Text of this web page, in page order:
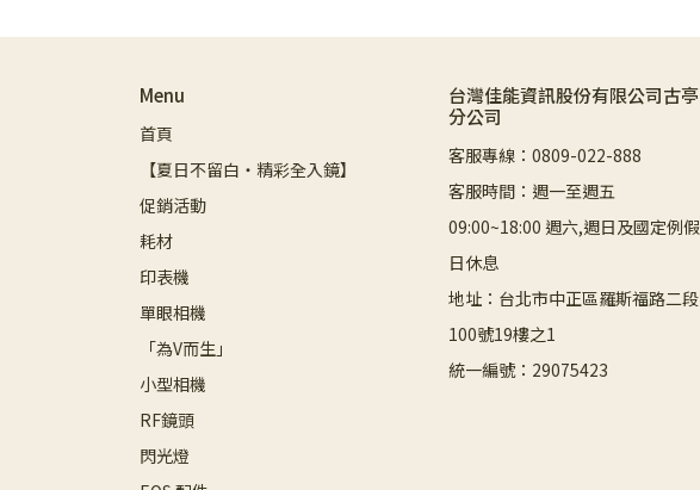
Menu
首頁
【夏日不留白・精彩全入鏡】
促銷活動
耗材
印表機
單眼相機
「為V而生」
小型相機
RF鏡頭
閃光燈
台灣佳能資訊股份有限公司古亭
分公司
客服專線：0809-022-888
客服時間：週一至週五
09:00~18:00 週六,週日及國定例假
日休息
地址：台北市中正區羅斯福路二段
100號19樓之1
統一編號：29075423